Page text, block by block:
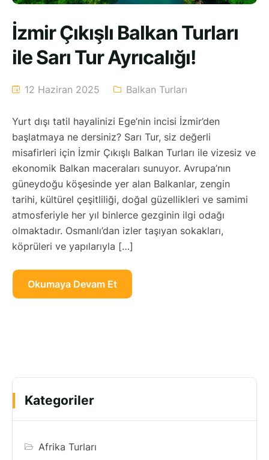
İzmir Çıkışlı Balkan Turları
ile Sarı Tur Ayrıcalığı!
12 Haziran 2025 Balkan Turları
Yurt dışı tatil hayalinizi Ege’nin incisi İzmir’den
başlatmaya ne dersiniz? Sarı Tur, siz değerli
misafirleri için İzmir Çıkışlı Balkan Turları ile vizesiz ve
ekonomik Balkan maceraları sunuyor. Avrupa’nın
güneydoğu köşesinde yer alan Balkanlar, zengin
tarihi, kültürel çeşitliliği, doğal güzellikleri ve samimi
atmosferiyle her yıl binlerce gezginin ilgi odağı
olmaktadır. Osmanlı’dan izler taşıyan sokakları,
köprüleri ve yapılarıyla […]
Okumaya Devam Et
Kategoriler
Afrika Turları